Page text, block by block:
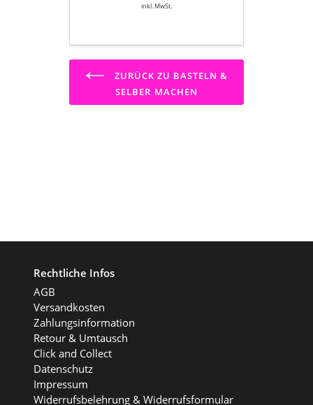
inkl. MwSt.
ZURÜCK ZU BASTELN &
SELBER MACHEN
Rechtliche Infos
AGB
Versandkosten
Zahlungsinformation
Retour & Umtausch
Click and Collect
Datenschutz
Impressum
Widerrufsbelehrung & Widerrufsformular